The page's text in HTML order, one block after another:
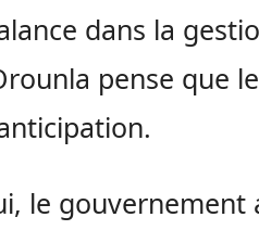
dans la
pense que
le gouvernement